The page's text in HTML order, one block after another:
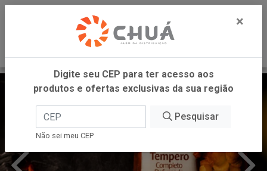
×
Digite seu CEP para ter acesso aos
produtos e ofertas exclusivas da sua região
Pesquisar
Não sei meu CEP